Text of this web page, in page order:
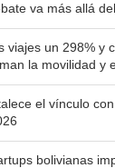
va más allá
viajes un 298% y
la movilidad y
el vínculo
bolivianas